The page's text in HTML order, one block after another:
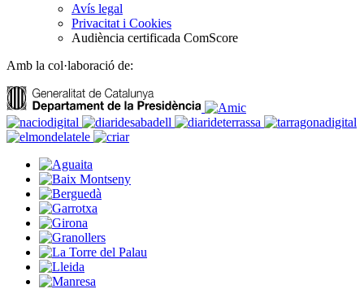
Avís legal
Privacitat i Cookies
Audiència certificada ComScore
Amb la col·laboració de: